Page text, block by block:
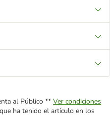
al Público ** Ver condiciones
ha tenido el artículo en los